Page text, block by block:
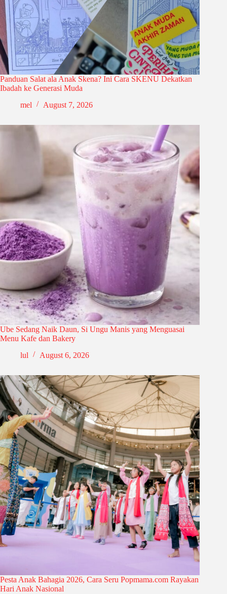
Panduan Salat ala Anak Skena? Ini Cara SKENU Dekatkan
Ibadah ke Generasi Muda
mel
August 7, 2026
Ube Sedang Naik Daun, Si Ungu Manis yang Menguasai
Menu Kafe dan Bakery
lul
August 6, 2026
Pesta Anak Bahagia 2026, Cara Seru Popmama.com Rayakan
Hari Anak Nasional